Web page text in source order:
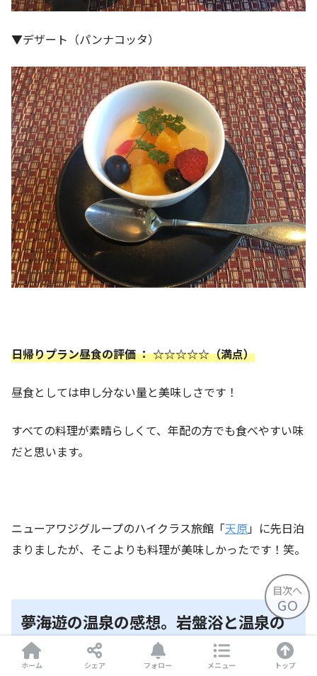
目次へ
GO
▼デザート（パンナコッタ）
日帰りプラン昼食の評価 ： ☆☆☆☆☆（満点）
昼食としては申し分ない量と美味しさです！
すべての料理が素晴らしくて、年配の方でも食べやすい味
だと思います。
ニューアワジグループのハイクラス旅館「天原」に先日泊
まりましたが、そこよりも料理が美味しかったです！笑。
夢海遊の温泉の感想。岩盤浴と温泉の
コラボ。
ホーム シェア フォロー メニュー トップ